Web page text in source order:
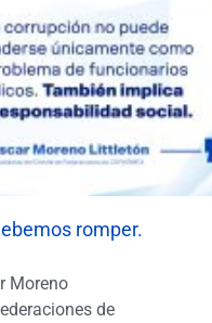
romper.
Moreno
de